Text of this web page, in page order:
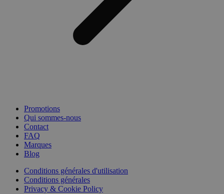
Promotions
Qui sommes-nous
Contact
FAQ
Marques
Blog
Conditions générales d'utilisation
Conditions générales
Privacy & Cookie Policy